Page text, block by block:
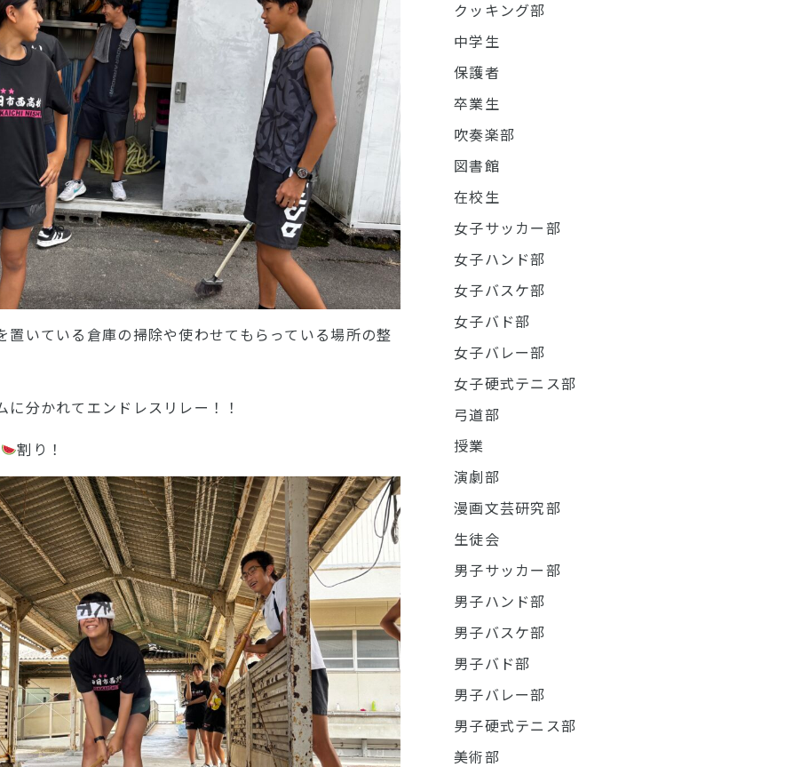
置いている倉庫の掃除や使わせてもらっている場所の整
分かれてエンドレスリレー！！
割り！
クッキング部
中学生
保護者
卒業生
吹奏楽部
図書館
在校生
女子サッカー部
女子ハンド部
女子バスケ部
女子バド部
女子バレー部
女子硬式テニス部
弓道部
授業
演劇部
漫画文芸研究部
生徒会
男子サッカー部
男子ハンド部
男子バスケ部
男子バド部
男子バレー部
男子硬式テニス部
美術部